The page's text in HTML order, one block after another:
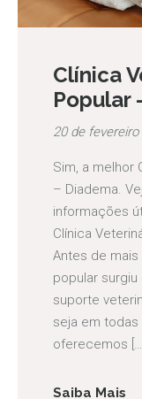
Clínica
Popular
20 de fevereiro
Sim, a melhor
– Diadema.
informações
Clínica
Antes de mais
popular
suporte
seja em todas
oferecemos […]
Saiba Mais